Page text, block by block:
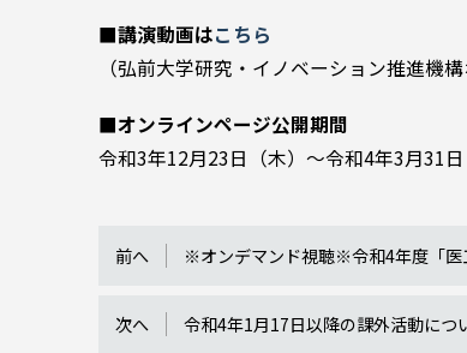
■講演動画はこちら
（弘前大学研究・イノベーション推進機構
■オンラインページ公開期間
令和3年12月23日（木）～令和4年3月31日
前へ ※オンデマンド視聴※令和4年度「医
次へ 令和4年1月17日以降の課外活動につ